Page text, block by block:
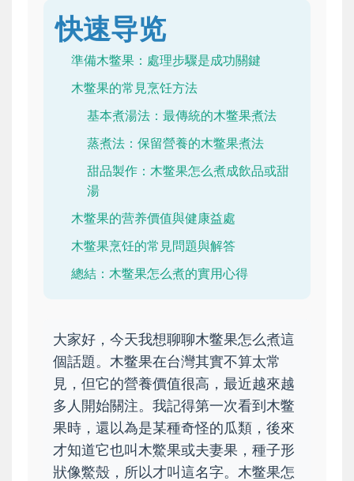
快速导览
準備木鳖果：處理步驟是成功關鍵
木鳖果的常見烹饪方法
基本煮湯法：最傳統的木鳖果煮法
蒸煮法：保留營養的木鳖果煮法
甜品製作：木鳖果怎么煮成飲品或甜
湯
木鳖果的营养價值與健康益處
木鳖果烹饪的常見問題與解答
總結：木鳖果怎么煮的實用心得
大家好，今天我想聊聊木鳖果怎么煮這
個話題。木鳖果在台灣其實不算太常
見，但它的營養價值很高，最近越來越
多人開始關注。我記得第一次看到木鳖
果時，還以為是某種奇怪的瓜類，後來
才知道它也叫木鱉果或夫妻果，種子形
狀像鱉殼，所以才叫這名字。木鳖果怎